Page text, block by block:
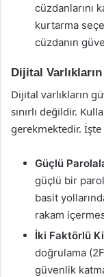
cüzdanlarını
kurtarma
cüzdanın
Dijital
Dijital varlıkların
sınırlı değildir.
gerekmektedir.
Güçlü
güçlü bir
basit
rakam
İki Faktörlü
doğrulama
güvenlik